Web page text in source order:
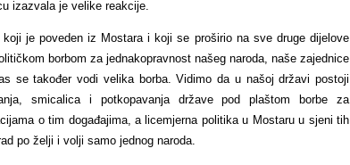
izazvala je velike reakcije.
je poveden iz Mostara i koji se proširio na sve druge dijelove
borbom za jednakopravnost našeg naroda, naše zajednice
se također vodi velika borba. Vidimo da u našoj državi postoji
smicalica i potkopavanja države pod plaštom borbe za
o tim događajima, a licemjerna politika u Mostaru u sjeni tih
po želji i volji samo jednog naroda.